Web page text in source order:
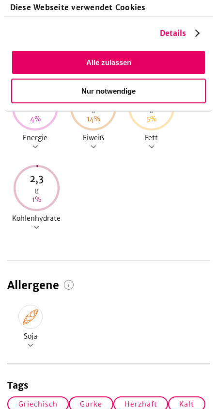
Diese Webseite verwendet Cookies
Details
Alle zulassen
Nur notwendige
10 Minuten Ruhezeit
Nährwerte pro Portion
kcal
4%
Energie
6,7
g
14%
Eiweiß
g
5%
Fett
2,3
g
1%
Kohlenhydrate
Allergene
Soja
Tags
Griechisch Gurke Herzhaft
Kalt